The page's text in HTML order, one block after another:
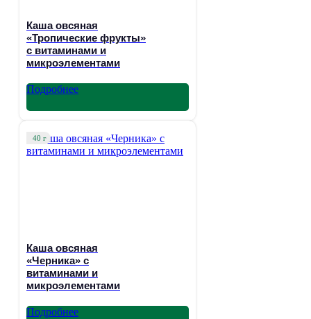
Каша овсяная
«Тропические фрукты»
с витаминами и
микроэлементами
Подробнее
40 г
Каша овсяная
«Черника» с
витаминами и
микроэлементами
Подробнее